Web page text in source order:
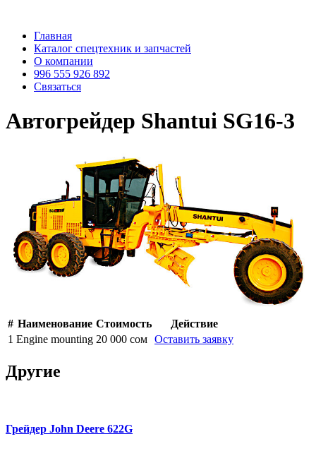
Главная
Каталог спецтехник и запчастей
О компании
996 555 926 892
Связаться
Автогрейдер Shantui SG16-3
# Наименование Стоимость
Действие
1 Engine mounting 20 000 сом Оставить заявку
Другие
Грейдер John Deere 622G